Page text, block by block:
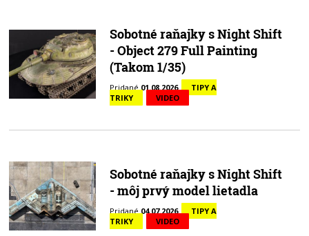
Sobotné raňajky s Night Shift
- Object 279 Full Painting
(Takom 1/35)
Pridané01.08.2026
TIPY A
TRIKY
VIDEO
Sobotné raňajky s Night Shift
- môj prvý model lietadla
Pridané04.07.2026
TIPY A
TRIKY
VIDEO